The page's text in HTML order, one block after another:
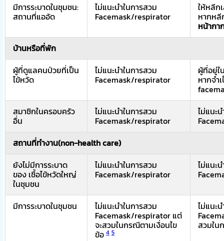
มีการระบาดในชุมชน:
สถานที่แออัด
ไม่แนะนำในการสวม
Facemask/respirator
ให้หลีก
หากหลี
หน้ากา
บ้านหรือที่พัก
ผู้ที่ดูแลคนป่วยที่เป็น
ไข้หวัด
ไม่แนะนำในการสวม
Facemask/respirator
ผู้ที่อยู่ใ
หากจำ
สมาชิกในครอบครัว
อื่น
ไม่แนะนำในการสวม
Facemask/respirator
ไม่แนะ
สถานที่ทำงาน(non-health care)
ยังไม่มีการระบาด
ของ เชื้อไข้หวัดใหญ่
ในชุมชน
ไม่แนะนำในการสวม
Facemask/respirator
ไม่แนะ
มีการระบาดในชุมชน ไม่แนะนำในการสวม
Facemask/respirator แต่
จะสวมในกรณีตามเงื่อนไข
ข้อ 4 5
ไม่แนะ
สวมใน